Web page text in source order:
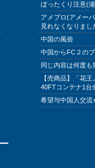
ぼったくり注意(
アメブロ(アメー
見れなくなりまし
中国の風俗
中国からFC２の
同じ内容は何度
【売商品】「花
40FTコンテナ1台
希望与中国人交